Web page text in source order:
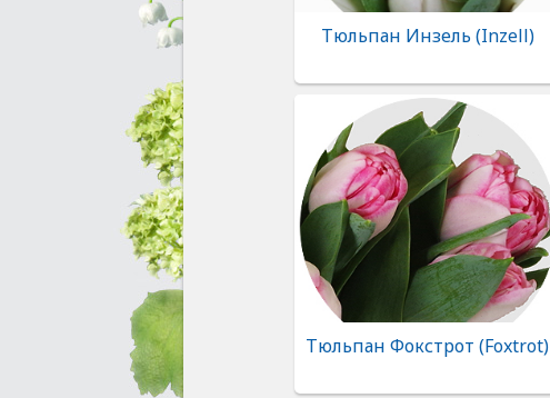
Тюльпан Инзель (Inzell)
Тюльпан Фокстрот (Foxtrot)